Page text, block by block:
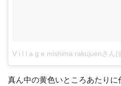
真ん中の黄色いところあたりに